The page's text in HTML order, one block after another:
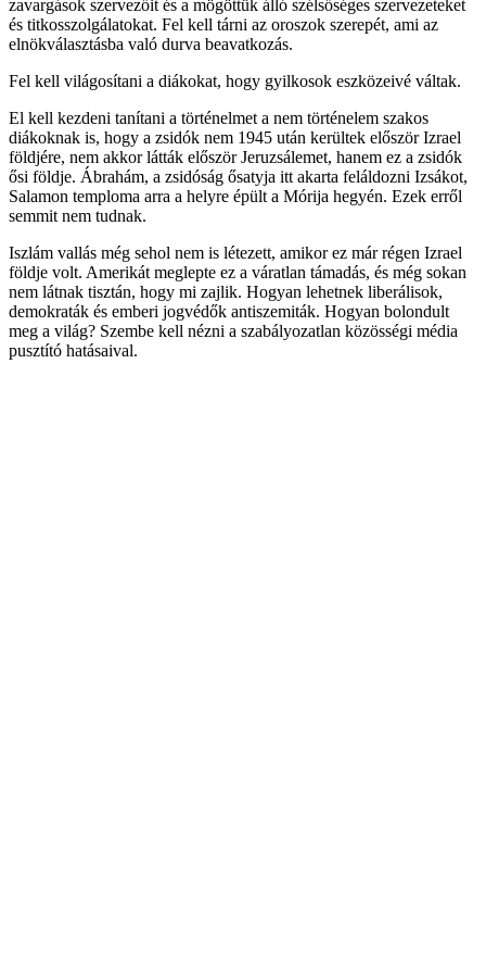
zavargások szervezőit és a mögöttük álló szélsőséges szervezeteket
és titkosszolgálatokat. Fel kell tárni az oroszok szerepét, ami az
elnökválasztásba való durva beavatkozás.
Fel kell világosítani a diákokat, hogy gyilkosok eszközeivé váltak.
El kell kezdeni tanítani a történelmet a nem történelem szakos
diákoknak is, hogy a zsidók nem 1945 után kerültek először Izrael
földjére, nem akkor látták először Jeruzsálemet, hanem ez a zsidók
ősi földje. Ábrahám, a zsidóság ősatyja itt akarta feláldozni Izsákot,
Salamon temploma arra a helyre épült a Mórija hegyén. Ezek erről
semmit nem tudnak.
Iszlám vallás még sehol nem is létezett, amikor ez már régen Izrael
földje volt. Amerikát meglepte ez a váratlan támadás, és még sokan
nem látnak tisztán, hogy mi zajlik. Hogyan lehetnek liberálisok,
demokraták és emberi jogvédők antiszemiták. Hogyan bolondult
meg a világ? Szembe kell nézni a szabályozatlan közösségi média
pusztító hatásaival.